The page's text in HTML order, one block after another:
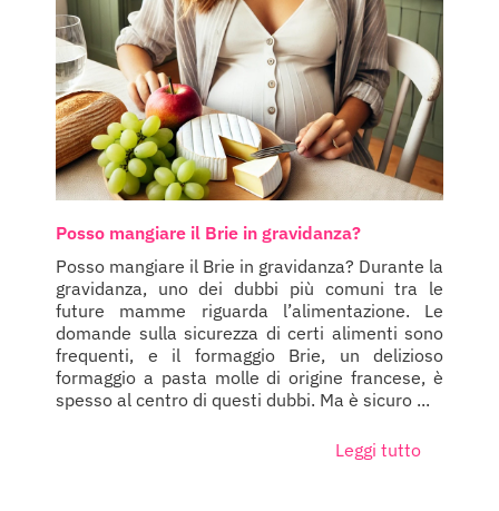
Posso mangiare il Brie in gravidanza?
Posso mangiare il Brie in gravidanza? Durante la
gravidanza, uno dei dubbi più comuni tra le
future mamme riguarda l’alimentazione. Le
domande sulla sicurezza di certi alimenti sono
frequenti, e il formaggio Brie, un delizioso
formaggio a pasta molle di origine francese, è
spesso al centro di questi dubbi. Ma è sicuro ...
Leggi tutto